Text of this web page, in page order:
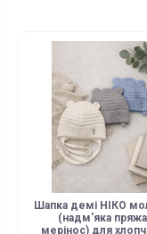
Шапка демі НІКО
(надм'яка пряжа
мерінос) для